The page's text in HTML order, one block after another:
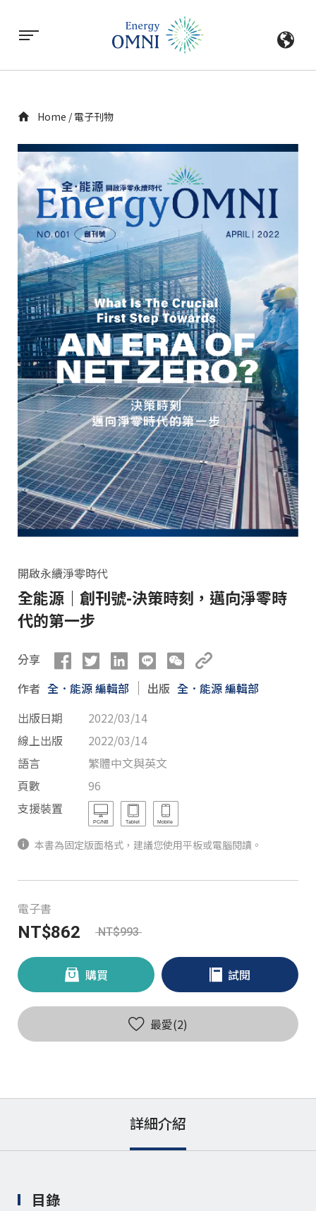
Home 電子刊物
開啟永續淨零時代
全能源｜創刊號-決策時刻，邁向淨零時
代的第一步
分享
作者 全．能源 編輯部 出版 全．能源 編輯部
出版日期
2022/03/14
線上出版
2022/03/14
語言
繁體中文與英文
頁數
96
支援裝置
本書為固定版面格式，建議您使用平板或電腦閱讀。
電子書
NT$862 NT$993
購買 試閱
最愛(2)
詳細介紹
目錄